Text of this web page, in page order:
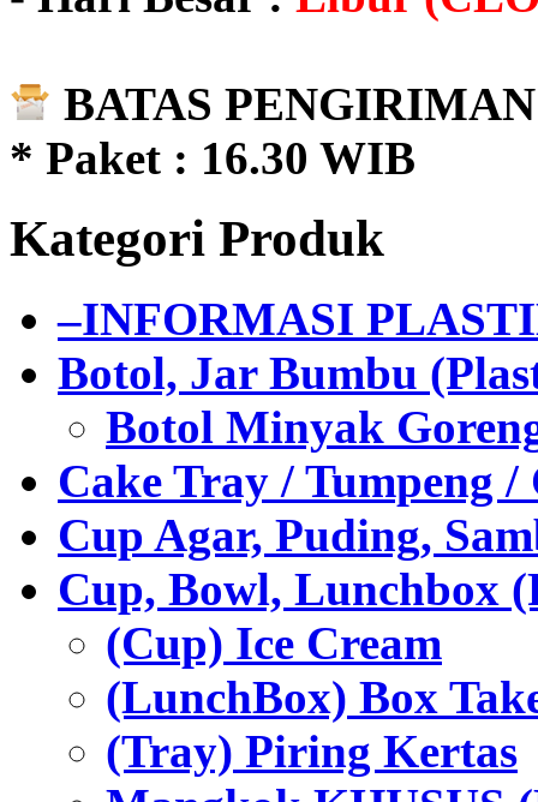
BATAS
* Paket : 16.30 WIB
Kategori Produk
–INFORMASI
Botol, Jar Bumbu
Botol Minyak
Cake Tray / Tumpeng /
Cup Agar, Puding,
Cup, Bowl, Lunchbox
(Cup) Ice Cream
(LunchBox) Box
(Tray) Piring Kertas